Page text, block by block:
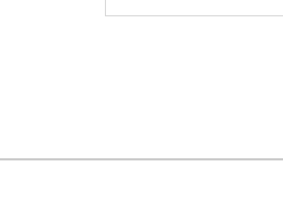
やパーツを贅沢に飾ったア